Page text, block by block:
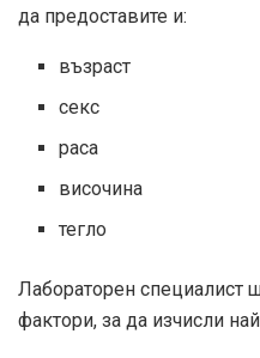
да предоставите и:
възраст
секс
раса
височина
тегло
Лабораторен специалист
фактори, за да изчисли